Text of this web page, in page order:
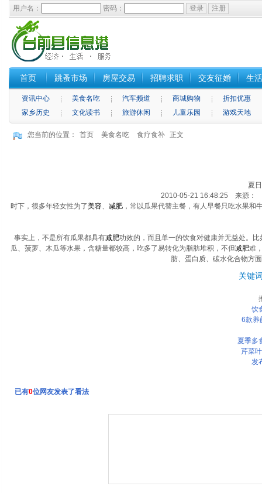
用户名： 密码：
首页 跳蚤市场 房屋交易 招聘求职 交友征婚 生
资讯中心 美食名吃 汽车频道 商城购物
折扣优惠
家乡历史
文化读书 旅游休闲 儿童乐园 游戏天地
您当前的位置： 首页 美食名吃 食疗食补 正文
夏
2010-05-21 16:48:25 来源：
时下，很多年轻女性为了美容、 减肥 ，常以瓜果代替主餐，有人早餐只吃水果和
事实上，不是所有瓜果都具有减肥功效的，而且单一的饮食对健康并无益处。
瓜、菠萝、木瓜等水果，含糖量都较高，吃多了易转化为脂肪堆积，不但减肥难
肪、蛋白质、碳水化合物方
关键
饮
6款养
夏季多
芹菜
发
已有0位网友发表了看法